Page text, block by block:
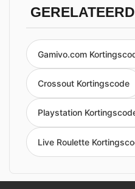
Gamivo.com
Crossout Kortingscode
Playstation
Live Roulette